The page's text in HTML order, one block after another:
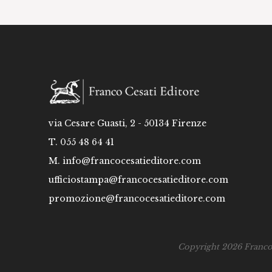
via Cesare Guasti, 2 - 50134 Firenze
T. 055 48 64 41
M. info@francocesatieditore.com
ufficiostampa@francocesatieditore.com
promozione@francocesatieditore.com
Copyright 2026